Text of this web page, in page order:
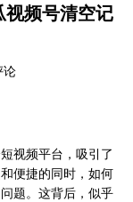
视频号清空记
论
视频平台，吸引了
便捷的同时，如何
题。这背后，似乎